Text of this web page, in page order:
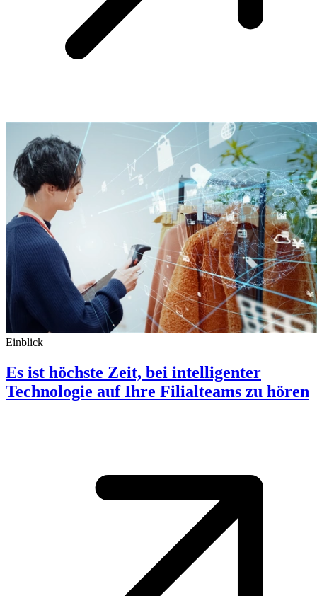
Einblick
Es ist höchste Zeit, bei intelligenter
Technologie auf Ihre Filialteams zu hören